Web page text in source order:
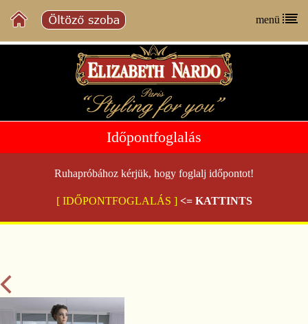
menü
Időpontfoglalás
Ruhapróbához kérjük, hogy foglalj időpontot!
[ IDŐPONTFOGLALÁS ] <= KATTINTS